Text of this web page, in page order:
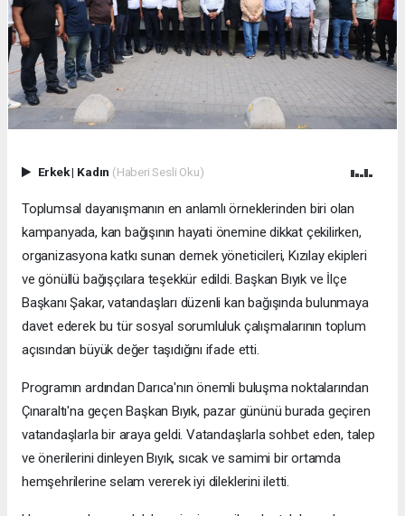
Erkek| Kadın (Haberi Sesli Oku)
Toplumsal dayanışmanın en anlamlı örneklerinden biri olan
kampanyada, kan bağışının hayati önemine dikkat çekilirken,
organizasyona katkı sunan dernek yöneticileri, Kızılay ekipleri
ve gönüllü bağışçılara teşekkür edildi. Başkan Bıyık ve İlçe
Başkanı Şakar, vatandaşları düzenli kan bağışında bulunmaya
davet ederek bu tür sosyal sorumluluk çalışmalarının toplum
açısından büyük değer taşıdığını ifade etti.
Programın ardından Darıca'nın önemli buluşma noktalarından
Çınaraltı'na geçen Başkan Bıyık, pazar gününü burada geçiren
vatandaşlarla bir araya geldi. Vatandaşlarla sohbet eden, talep
ve önerilerini dinleyen Bıyık, sıcak ve samimi bir ortamda
hemşehrilerine selam vererek iyi dileklerini iletti.